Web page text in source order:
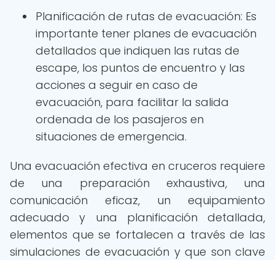
Planificación de rutas de evacuación: Es
importante tener planes de evacuación
detallados que indiquen las rutas de
escape, los puntos de encuentro y las
acciones a seguir en caso de
evacuación, para facilitar la salida
ordenada de los pasajeros en
situaciones de emergencia.
Una evacuación efectiva en cruceros requiere
de una preparación exhaustiva, una
comunicación eficaz, un equipamiento
adecuado y una planificación detallada,
elementos que se fortalecen a través de las
simulaciones de evacuación y que son clave